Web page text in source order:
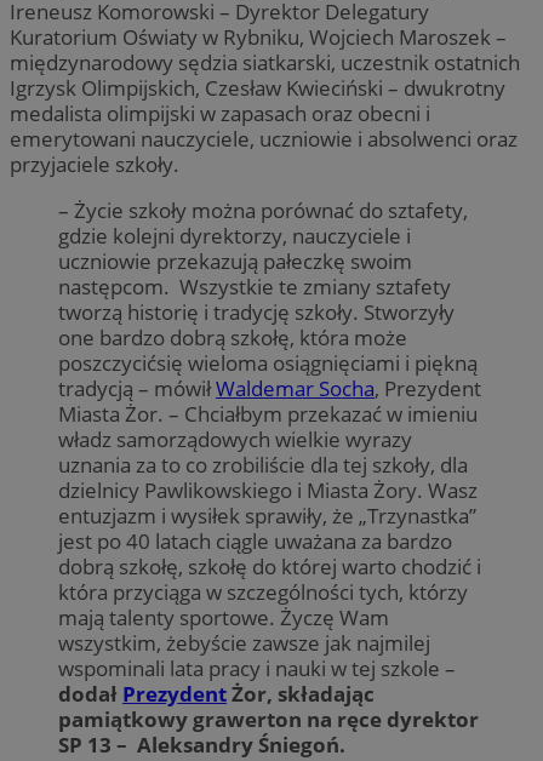
Ireneusz Komorowski – Dyrektor Delegatury
Kuratorium Oświaty w Rybniku, Wojciech Maroszek –
międzynarodowy sędzia siatkarski, uczestnik ostatnich
Igrzysk Olimpijskich, Czesław Kwieciński – dwukrotny
medalista olimpijski w zapasach oraz obecni i
emerytowani nauczyciele, uczniowie i absolwenci oraz
przyjaciele szkoły.
– Życie szkoły można porównać do sztafety,
gdzie kolejni dyrektorzy, nauczyciele i
uczniowie przekazują pałeczkę swoim
następcom. Wszystkie te zmiany sztafety
tworzą historię i tradycję szkoły. Stworzyły
one bardzo dobrą szkołę, która może
poszczycićsię wieloma osiągnięciami i piękną
tradycją – mówiłWaldemar Socha, Prezydent
Miasta Żor. – Chciałbym przekazać w imieniu
władz samorządowych wielkie wyrazy
uznania za to co zrobiliście dla tej szkoły, dla
dzielnicy Pawlikowskiego i Miasta Żory. Wasz
entuzjazm i wysiłek sprawiły, że „Trzynastka”
jest po 40 latach ciągle uważana za bardzo
dobrą szkołę, szkołę do której warto chodzić i
która przyciąga w szczególności tych, którzy
mają talenty sportowe. Życzę Wam
wszystkim, żebyście zawsze jak najmilej
wspominali lata pracy i nauki w tej szkole –
dodał PrezydentŻor, składając
pamiątkowy grawerton na ręce dyrektor
SP 13 – Aleksandry Śniegoń.